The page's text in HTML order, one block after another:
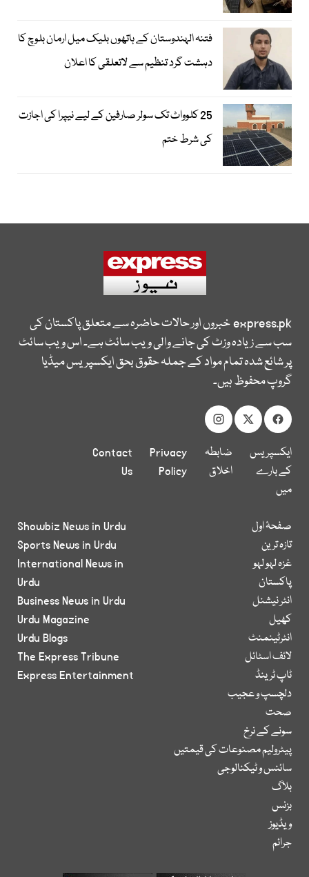
فتنہ الہندوستان کے ہاتھوں بلیک میل ارمان بلوچ کا
دہشت گرد تنظیم سے لاتعلقی کا اعلان
25 کلوواٹ تک سولر صارفین کے لیے نیپرا کی اجازت
کی شرط ختم
express.pkخبروں اور حالات حاضرہ سے متعلق پاکستان کی
سب سے زیادہ وزٹ کی جانے والی ویب سائٹ ہے۔ اس ویب سائٹ
پر شائع شدہ تمام مواد کے جملہ حقوق بحق ایکسپریس میڈیا
گروپ محفوظ ہیں۔
ایکسپریس
کے بارے
میں
ضابطہ
اخلاق
Privacy
Policy
Contact
Us
صفحۂ اول
تازہ ترین
غزہ لہو لہو
پاکستان
انٹر نیشنل
کھیل
انٹرٹینمنٹ
لائف اسٹائل
ٹاپ ٹرینڈ
دلچسپ و عجیب
صحت
سونے کے نرخ
پیٹرولیم مصنوعات کی قیمتیں
سائنس و ٹیکنالوجی
بلاگ
بزنس
ویڈیوز
جرائم
Showbiz News in Urdu
Sports News in Urdu
International News in
Urdu
Business News in Urdu
Urdu Magazine
Urdu Blogs
The Express Tribune
Express Entertainment